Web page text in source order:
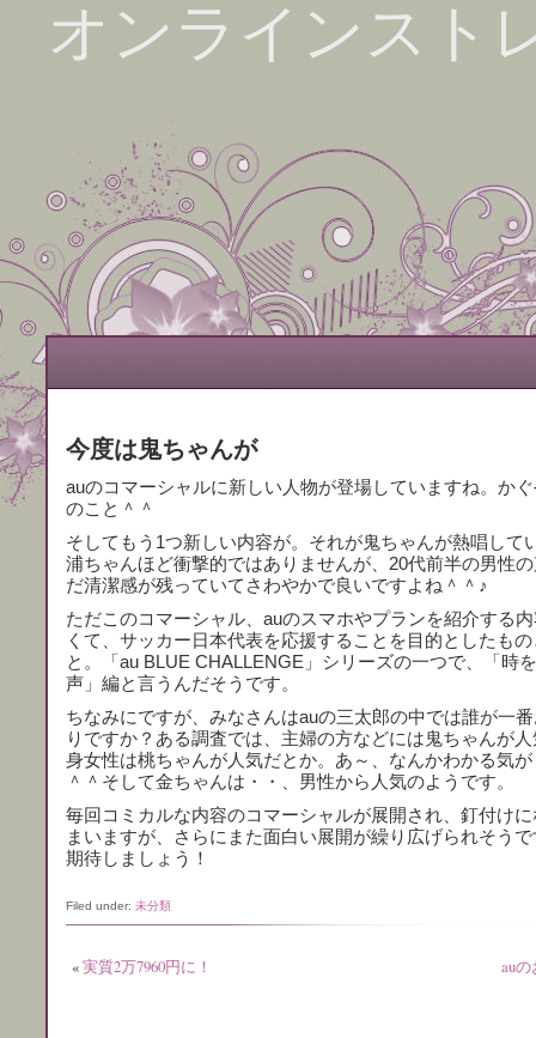
オンラインスト
今度は鬼ちゃんが
auのコマーシャルに新しい人物が登場していますね。か
のこと＾＾
そしてもう1つ新しい内容が。それが鬼ちゃんが熱唱して
浦ちゃんほど衝撃的ではありませんが、20代前半の男性
だ清潔感が残っていてさわやかで良いですよね＾＾♪
ただこのコマーシャル、auのスマホやプランを紹介する
くて、サッカー日本代表を応援することを目的としたも
と。「au BLUE CHALLENGE」シリーズの一つで、「時
声」編と言うんだそうです。
ちなみにですが、みなさんはauの三太郎の中では誰が一
りですか？ある調査では、主婦の方などには鬼ちゃんが
身女性は桃ちゃんが人気だとか。あ～、なんかわかる気
＾＾そして金ちゃんは・・、男性から人気のようです。
毎回コミカルな内容のコマーシャルが展開され、釘付け
まいますが、さらにまた面白い展開が繰り広げられそう
期待しましょう！
Filed under: 未分類
«実質2万7960円に！ au